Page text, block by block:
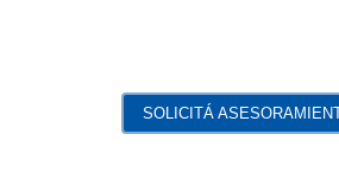
SOLICITÁ